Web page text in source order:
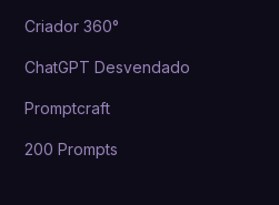
Criador 360°
ChatGPT Desvendado
Promptcraft
200 Prompts